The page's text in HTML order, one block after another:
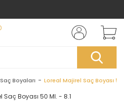
Saç Boyaları Loreal Majirel Saç Boyası 50